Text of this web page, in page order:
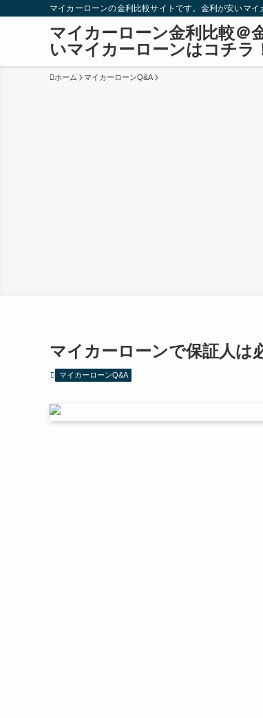
マイカーローンの金利比較サイトです。金利が安いマ
マイカーローン金利比較＠
いマイカーローンはコチラ
ホーム マイカーローンQ&A
マイカーローンで保証人は
マイカーローンQ&A